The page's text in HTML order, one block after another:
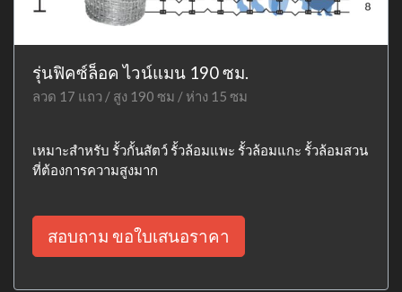
รุ่นฟิคซ์ล็อค ไวน์แมน 190 ซม.
ลวด 17 แถว / สูง 190 ซม / ห่าง 15 ซม
เหมาะสำหรับ รั้วกั้นสัตว์ รั้วล้อมแพะ รั้วล้อมแกะ รั้วล้อมสวน
ที่ต้องการความสูงมาก
สอบถาม ขอใบเสนอราคา